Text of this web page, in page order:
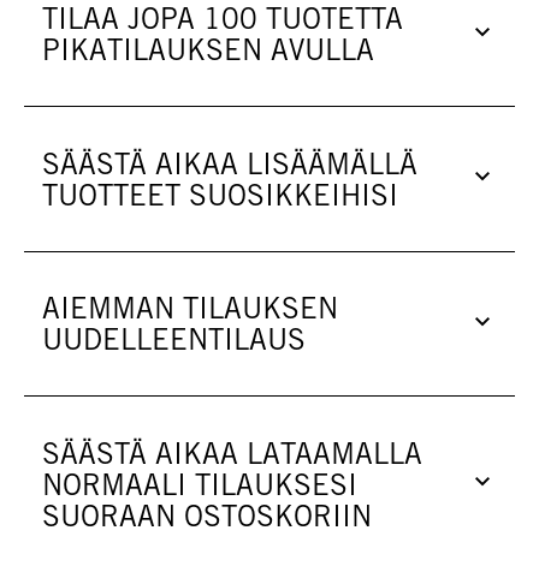
TILAA JOPA 100 TUOTETTA
PIKATILAUKSEN AVULLA
SÄÄSTÄ AIKAA LISÄÄMÄLLÄ
TUOTTEET SUOSIKKEIHISI
AIEMMAN TILAUKSEN
UUDELLEENTILAUS
SÄÄSTÄ AIKAA LATAAMALLA
NORMAALI TILAUKSESI
SUORAAN OSTOSKORIIN